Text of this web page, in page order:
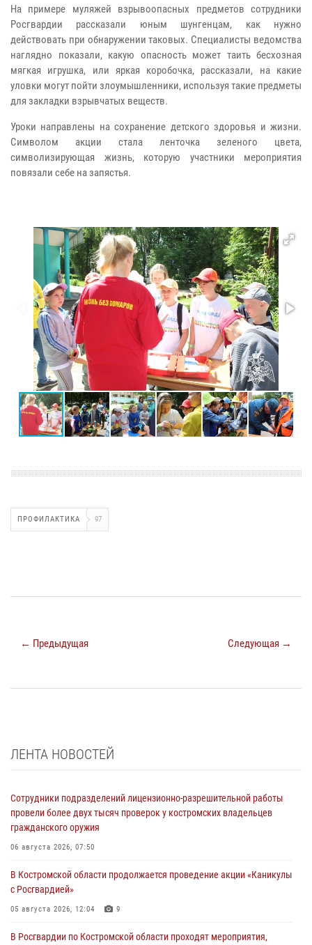
На примере муляжей взрывоопасных предметов сотрудники
Росгвардии рассказали юным шунгенцам, как нужно
действовать при обнаружении таковых. Специалисты ведомства
наглядно показали, какую опасность может таить бесхозная
мягкая игрушка, или яркая коробочка, рассказали, на какие
уловки могут пойти злоумышленники, используя такие предметы
для закладки взрывчатых веществ.
Уроки направлены на сохранение детского здоровья и жизни.
Символом акции стала ленточка зеленого цвета,
символизирующая жизнь, которую участники мероприятия
повязали себе на запястья.
ПРОФИЛАКТИКА 97
← Предыдущая Следующая →
ЛЕНТА НОВОСТЕЙ
Сотрудники подразделений лицензионно-разрешительной работы
провели более двух тысяч проверок у костромских владельцев
гражданского оружия
06 августа 2026, 07:50
В Костромской области продолжается проведение акции «Каникулы
с Росгвардией»
05 августа 2026, 12:04 9
В Росгвардии по Костромской области проходят мероприятия,